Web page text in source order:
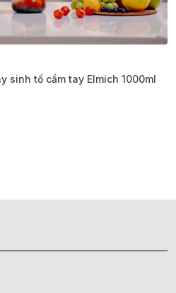
sinh tố cầm tay Elmich 1000ml